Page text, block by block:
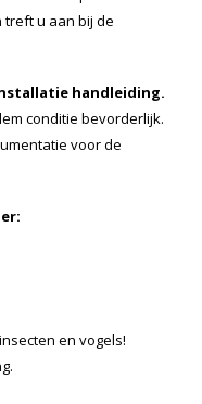
u aan bij de
handleiding.
conditie bevorderlijk.
voor de
en vogels!